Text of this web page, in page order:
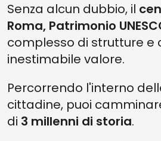
I RIONI CELIO, TESTACCIO, SAN SABA E
LA SECONDA BASILICA PIÙ GRANDE DELLA
Senza alcun dubbio, il
Roma, Patrimonio
complesso di strutture e
inestimabile valore.
Percorrendo l'interno
cittadine, puoi
di 3 millenni di storia.